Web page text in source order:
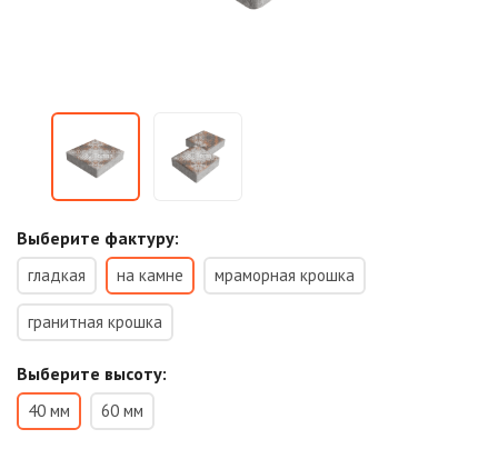
Выберите фактуру:
гладкая на камне мраморная крошка
гранитная крошка
Выберите высоту:
40 мм 60 мм